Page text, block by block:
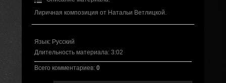
Лиричная композиция от Натальи Ветлицкой.
Язык: Русский
Длительность материала: 3:02
Всего комментариев: 0